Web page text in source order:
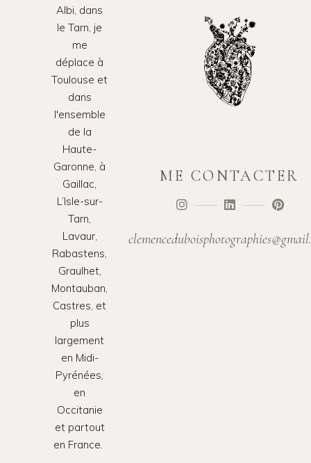
Albi, dans
le Tarn, je
me
déplace à
Toulouse et
dans
l'ensemble
de la
Haute-
Garonne, à
Gaillac,
L’Isle-sur-
Tarn,
Lavaur,
Rabastens,
Graulhet,
Montauban,
Castres, et
plus
largement
en Midi-
Pyrénées,
en
Occitanie
et partout
en France.
ME CONTACTER